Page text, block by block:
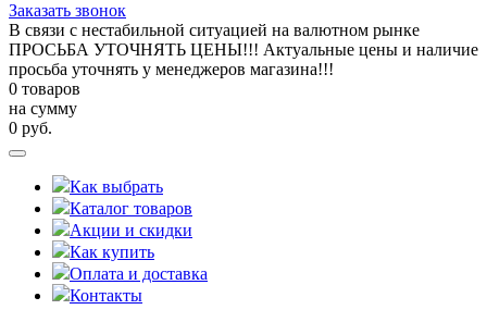
Заказать звонок
В связи с нестабильной ситуацией на валютном рынке
ПРОСЬБА УТОЧНЯТЬ ЦЕНЫ!!! Актуальные цены и наличие
просьба уточнять у менеджеров магазина!!!
0 товаров
на сумму
0 руб.
Как выбрать
Каталог товаров
Акции и скидки
Как купить
Оплата и доставка
Контакты